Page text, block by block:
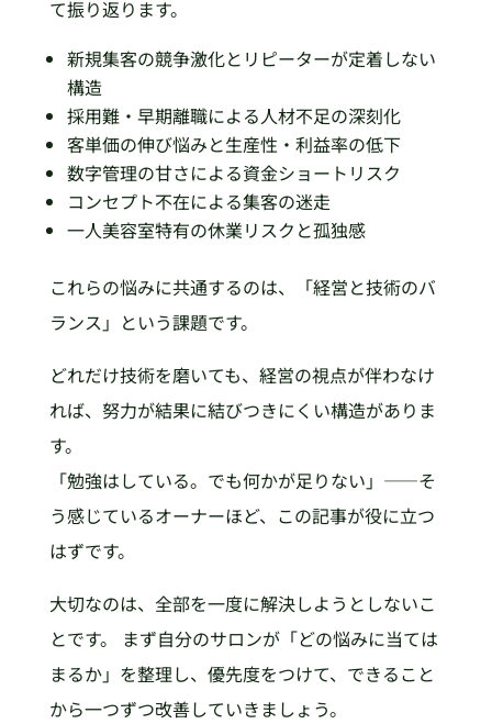
て振り返ります。
新規集客の競争激化とリピーターが定着しない
構造
採用難・早期離職による人材不足の深刻化
客単価の伸び悩みと生産性・利益率の低下
数字管理の甘さによる資金ショートリスク
コンセプト不在による集客の迷走
一人美容室特有の休業リスクと孤独感
これらの悩みに共通するのは、「経営と技術のバ
ランス」という課題です。
どれだけ技術を磨いても、経営の視点が伴わなけ
れば、努力が結果に結びつきにくい構造がありま
す。
「勉強はしている。でも何かが足りない」——そ
う感じているオーナーほど、この記事が役に立つ
はずです。
大切なのは、全部を一度に解決しようとしないこ
とです。 まず自分のサロンが「どの悩みに当ては
まるか」を整理し、優先度をつけて、できること
から一つずつ改善していきましょう。